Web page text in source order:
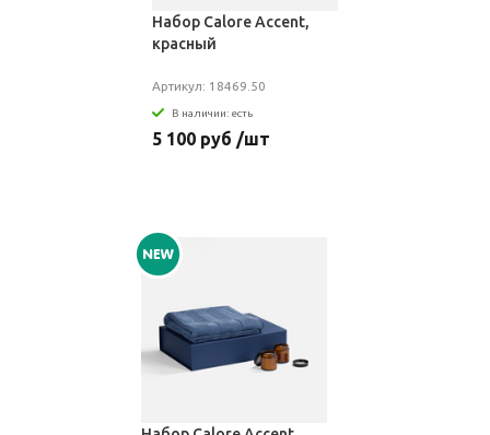
Набор Calore Accent,
красный
Артикул: 18469.50
В наличии: есть
5 100 руб /шт